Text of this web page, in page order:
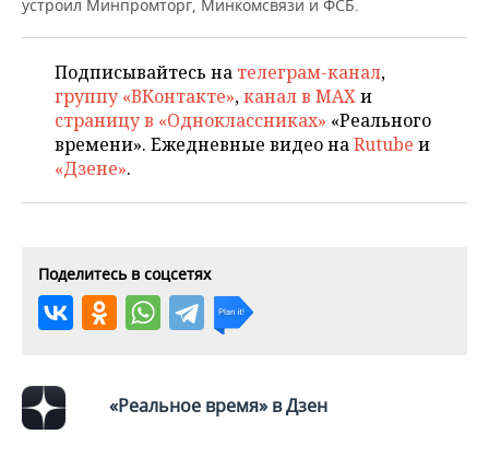
ОТКРЫТАЯ ЛЕКЦИЯ
БАСКЕТБОЛ
ВОЛЕЙБОЛ
КИБЕРСПОРТ
ВОДНЫЕ ВИДЫ СПОРТА
ХОККЕЙ С МЯЧОМ
ИНФРАСТРУКТУРА
ИСТОРИЯ
КУЛЬТУРА
ОБРАЗОВАНИЕ
ПРОИСШЕСТВИЯ
СПРАВОЧНИК
СПИСОК ПЕРСОН
СПИСОК КОМПАНИЙ
ПОЛНАЯ ВЕРСИЯ
устроил Минпромторг, Минкомсвязи и ФСБ.
Подписывайтесь на телеграм-канал,
группу «ВКонтакте»,канал в MAXи
страницу в «Одноклассниках» «Реального
времени». Ежедневные видео наRutube и
«Дзене».
Поделитесь в соцсетях
«Реальное время» в Дзен